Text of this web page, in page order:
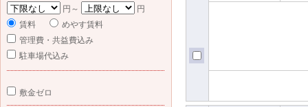
円～
円
賃料
めやす賃料
管理費・共益費込み
駐車場代込み
敷金ゼロ